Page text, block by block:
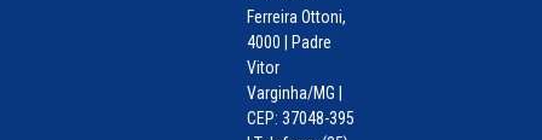
Ferreira Ottoni,
4000 | Padre
Vitor
Varginha/MG |
CEP: 37048-395